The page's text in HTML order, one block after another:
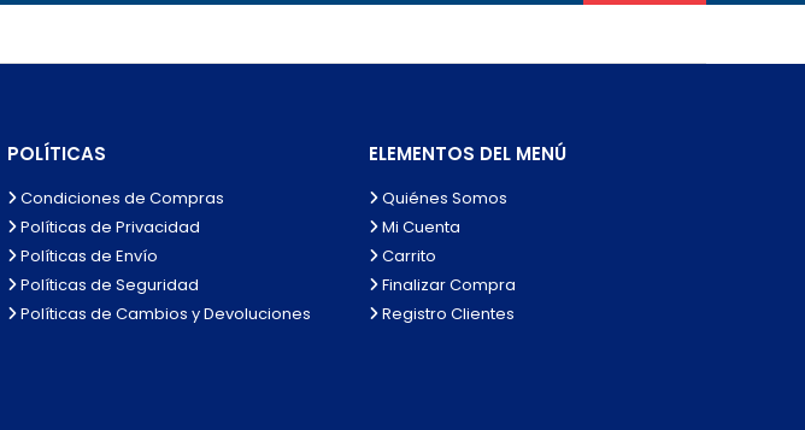
POLÍTICAS
Condiciones de Compras
Políticas de Privacidad
Políticas de Envío
Políticas de Seguridad
Políticas de Cambios y Devoluciones
ELEMENTOS DEL MENÚ
Quiénes Somos
Mi Cuenta
Carrito
Finalizar Compra
Registro Clientes